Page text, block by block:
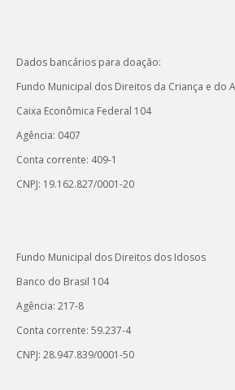
Dados bancários para doação:
Fundo Municipal dos Direitos da Criança e do
Caixa Econômica Federal 104
Agência: 0407
Conta corrente: 409-1
CNPJ: 19.162.827/0001-20
Fundo Municipal dos Direitos dos Idosos
Banco do Brasil 104
Agência: 217-8
Conta corrente: 59.237-4
CNPJ: 28.947.839/0001-50